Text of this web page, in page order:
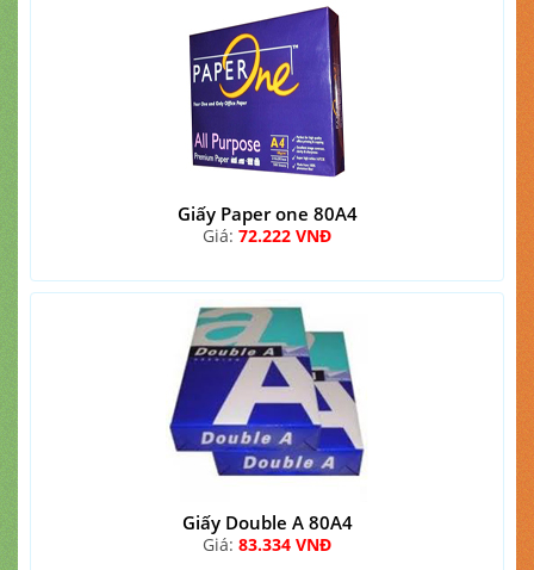
Giấy Paper one 80A4
Giá: 72.222 VNĐ
Giấy Double A 80A4
Giá: 83.334 VNĐ